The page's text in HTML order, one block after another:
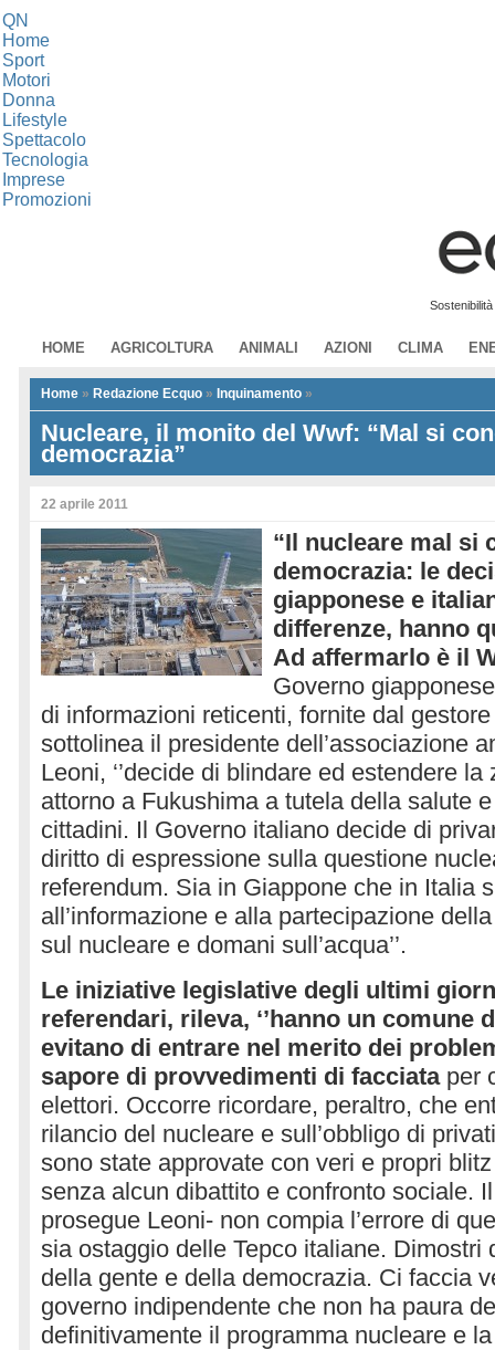
QN
Home
Sport
Motori
Donna
Lifestyle
Spettacolo
Tecnologia
Imprese
Promozioni
HOME AGRICOLTURA ANIMALI AZIONI CLIMA
Home » Redazione Ecquo » Inquinamento »
Nucleare, il monito del Wwf: “Mal si
democrazia”
22 aprile 2011
“Il nucleare mal si
democrazia: le
giapponese e
differenze, hanno
Ad affermarlo è il
Governo
di informazioni reticenti, fornite dal
sottolinea il presidente dell’associazione
Leoni, ‘’decide di blindare ed estendere
attorno a Fukushima a tutela della salute
cittadini. Il Governo italiano decide di
diritto di espressione sulla questione
referendum. Sia in Giappone che in Italia
all’informazione e alla partecipazione
sul nucleare e domani sull’acqua’’.
Le iniziative legislative degli ultimi
referendari, rileva, ‘’hanno un comune
evitano di entrare nel merito dei
sapore di provvedimenti di facciataper
elettori. Occorre ricordare, peraltro, che
rilancio del nucleare e sull’obbligo di
sono state approvate con veri e propri
senza alcun dibattito e confronto sociale.
prosegue Leoni- non compia l’errore di
sia ostaggio delle Tepco italiane. Dimostri
della gente e della democrazia. Ci faccia
governo indipendente che non ha paura
definitivamente il programma nucleare e la